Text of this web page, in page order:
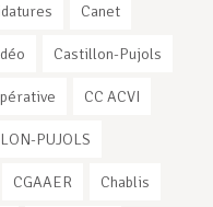
Canet
Castillon-Pujols
CC ACVI
PUJOLS
CGAAER Chablis